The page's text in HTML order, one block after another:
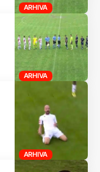
ARHIVA
ARHIVA
ARHIVA